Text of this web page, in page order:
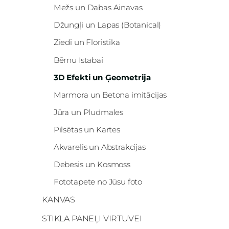
Mežs un Dabas Ainavas
Džungļi un Lapas (Botanical)
Ziedi un Floristika
Bērnu Istabai
3D Efekti un Ģeometrija
Marmora un Betona imitācijas
Jūra un Pludmales
Pilsētas un Kartes
Akvarelis un Abstrakcijas
Debesis un Kosmoss
Fototapete no Jūsu foto
KANVAS
STIKLA PANEĻI VIRTUVEI